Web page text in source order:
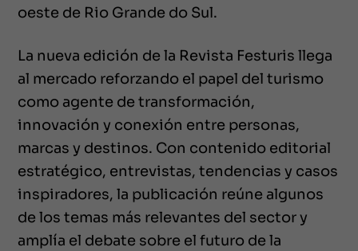
oeste de Rio Grande do Sul.
La nueva edición de la Revista Festuris llega
al mercado reforzando el papel del turismo
como agente de transformación,
innovación y conexión entre personas,
marcas y destinos. Con contenido editorial
estratégico, entrevistas, tendencias y casos
inspiradores, la publicación reúne algunos
de los temas más relevantes del sector y
amplía el debate sobre el futuro de la